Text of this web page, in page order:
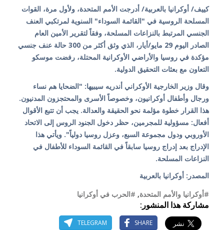
كييف/ أوكرانيا بالعربية/ أدرجت الأمم المتحدة، ولأول مرة، القوات
المسلحة الروسية في "القائمة السوداء" السنوية لمرتكبي العنف
الجنسي المرتبط بالنزاعات المسلحة، وفقاً لتقرير الأمين العام
الصادر اليوم 29 مايو/أيار، الذي وثق أكثر من 300 حالة عنف جنسي
مؤكدة في روسيا والأراضي الأوكرانية المحتلة، رفضت موسكو
التعاون مع بعثات التحقيق الدولية.
وقال وزير الخارجية الأوكراني أندريه سيبيها: "الضحايا هم نساء
ورجال وأطفال أوكرانيون، وخصوصاً الأسرى والمحتجزون المدنيون.
هذا القرار خطوة مؤلمة نحو الحقيقة والعدالة. يجب أن تتبع الأقوال
أفعال: مسؤولية للمجرمين، حظر دخول الجنود الروس إلى الاتحاد
الأوروبي ودول مجموعة السبع، وعزل روسيا دولياً". ويأتي هذا
الإدراج بعد إدراج روسيا سابقاً في القائمة السوداء للأطفال في
النزاعات المسلحة.
المصدر: أوكرانيا بالعربية
#أوكرانيا والأمم المتحدة, #الحرب في أوكرانيا
مشاركة هذا المنشور:
SHARE
TELEGRAM